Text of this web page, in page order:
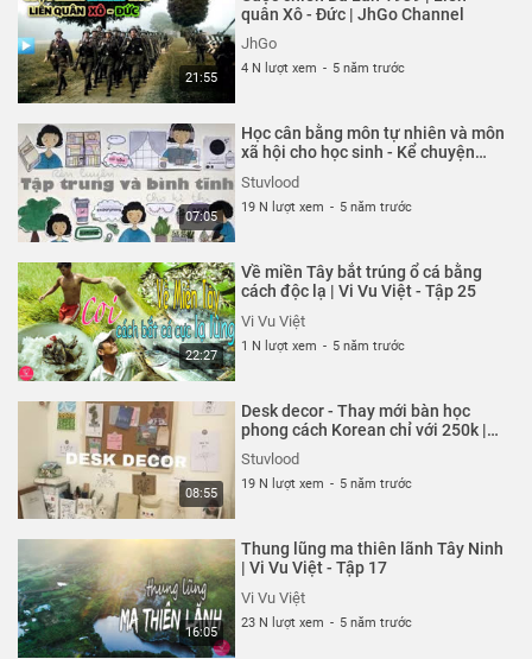
21:55
quân Xô - Đức | JhGo Channel
JhGo
4 N lượt xem - 5 năm trước
07:05
Học cân bằng môn tự nhiên và môn
xã hội cho học sinh - Kể chuyện
cùng Stu | Stuvlood
Stuvlood
19 N lượt xem - 5 năm trước
22:27
Về miền Tây bắt trúng ổ cá bằng
cách độc lạ | Vi Vu Việt - Tập 25
Vi Vu Việt
1 N lượt xem - 5 năm trước
08:55
Desk decor - Thay mới bàn học
phong cách Korean chỉ với 250k |
Stuvlood
Stuvlood
19 N lượt xem - 5 năm trước
16:05
Thung lũng ma thiên lãnh Tây Ninh
| Vi Vu Việt - Tập 17
Vi Vu Việt
23 N lượt xem - 5 năm trước